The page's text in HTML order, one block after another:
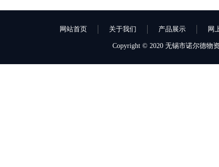
网站首页 关于我们 产品展示 网
Copyright © 2020 无锡市诺尔德物